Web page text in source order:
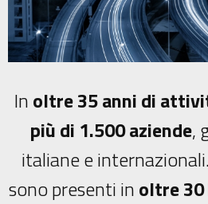
Inoltre 35 anni di
più di 1.500 aziende,
italiane e
sono presenti inoltre 30